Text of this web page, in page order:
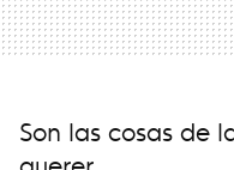
Son las cosas de